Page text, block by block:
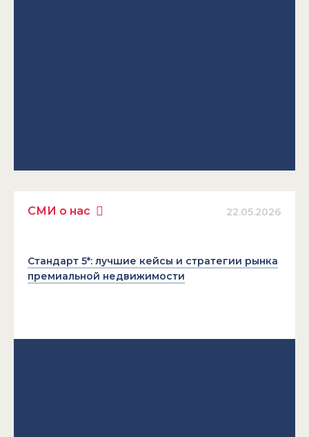
СМИ о нас 22.05.2026
Стандарт 5*: лучшие кейсы и стратегии рынка
премиальной недвижимости